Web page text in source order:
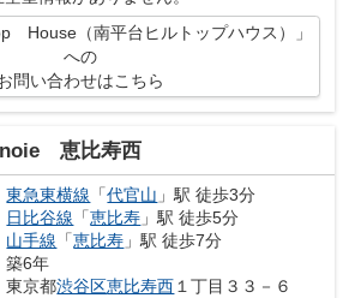
House（南平台ヒルトップハウス）」
への
問い合わせはこちら
恵比寿西
東急東横線 「代官山 」駅 徒歩3分
日比谷線 「恵比寿 」駅 徒歩5分
山手線 「恵比寿 」駅 徒歩7分
築6年
東京都渋谷区恵比寿西 １丁目３３－６